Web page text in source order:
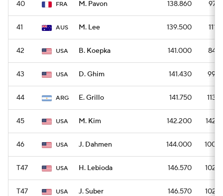
40 FRA M. Pavon 138.860 972
41 AUS M. Lee 139.500 1116
42 USA B. Koepka 141.000 846
43 USA D. Ghim 141.430 990
44 ARG E. Grillo 141.750 1134
45 USA M. Kim 142.200 1422
46 USA J. Dahmen 144.000 1008
T47 USA H. Lebioda 146.570 1026
T47 USA J. Suber 146.570 1026